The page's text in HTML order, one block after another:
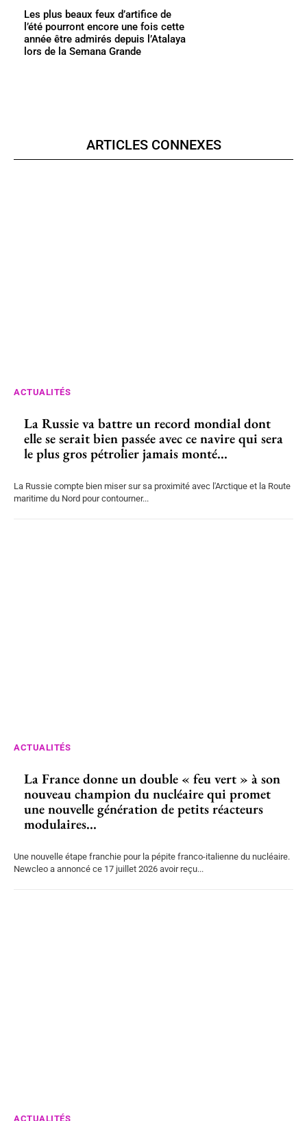
Les plus beaux feux d’artifice de
l’été pourront encore une fois cette
année être admirés depuis l’Atalaya
lors de la Semana Grande
ARTICLES CONNEXES
ACTUALITÉS
La Russie va battre un record mondial dont
elle se serait bien passée avec ce navire qui sera
le plus gros pétrolier jamais monté...
La Russie compte bien miser sur sa proximité avec l'Arctique et la Route
maritime du Nord pour contourner...
ACTUALITÉS
La France donne un double « feu vert » à son
nouveau champion du nucléaire qui promet
une nouvelle génération de petits réacteurs
modulaires...
Une nouvelle étape franchie pour la pépite franco-italienne du nucléaire.
Newcleo a annoncé ce 17 juillet 2026 avoir reçu...
ACTUALITÉS